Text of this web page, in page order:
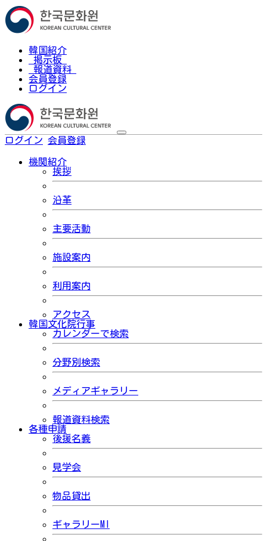
韓国紹介
掲示板
報道資料
会員登録
ログイン
ログイン 会員登録
機関紹介
挨拶
沿革
主要活動
施設案内
利用案内
アクセス
韓国文化院行事
カレンダーで検索
分野別検索
メディアギャラリー
報道資料検索
各種申請
後援名義
見学会
物品貸出
ギャラリーMI